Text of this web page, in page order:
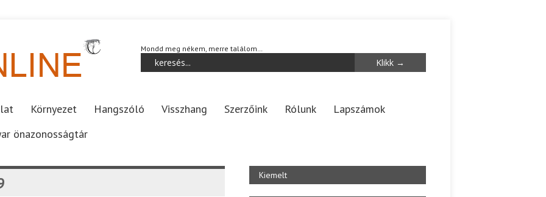
Mondd meg nékem, merre találom…
Környezet Hangszóló Visszhang Szerzőink Rólunk
Lapszámok
önazonosságtár
Kiemelt